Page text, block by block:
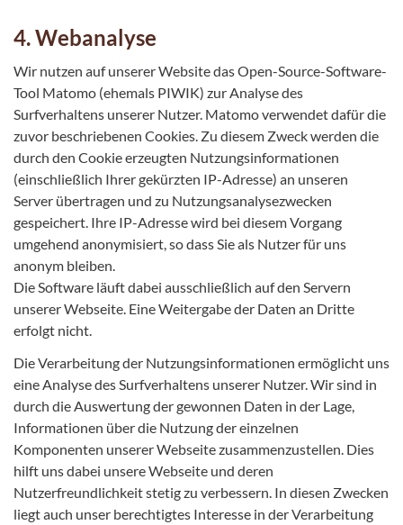
4. Webanalyse
Wir nutzen auf unserer Website das Open-Source-Software-
Tool Matomo (ehemals PIWIK) zur Analyse des
Surfverhaltens unserer Nutzer. Matomo verwendet dafür die
zuvor beschriebenen Cookies. Zu diesem Zweck werden die
durch den Cookie erzeugten Nutzungsinformationen
(einschließlich Ihrer gekürzten IP-Adresse) an unseren
Server übertragen und zu Nutzungsanalysezwecken
gespeichert. Ihre IP-Adresse wird bei diesem Vorgang
umgehend anonymisiert, so dass Sie als Nutzer für uns
anonym bleiben.
Die Software läuft dabei ausschließlich auf den Servern
unserer Webseite. Eine Weitergabe der Daten an Dritte
erfolgt nicht.
Die Verarbeitung der Nutzungsinformationen ermöglicht uns
eine Analyse des Surfverhaltens unserer Nutzer. Wir sind in
durch die Auswertung der gewonnen Daten in der Lage,
Informationen über die Nutzung der einzelnen
Komponenten unserer Webseite zusammenzustellen. Dies
hilft uns dabei unsere Webseite und deren
Nutzerfreundlichkeit stetig zu verbessern. In diesen Zwecken
liegt auch unser berechtigtes Interesse in der Verarbeitung